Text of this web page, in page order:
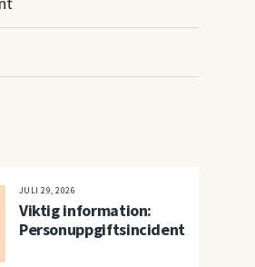
JULI 29, 2026
Viktig information:
Personuppgiftsincident